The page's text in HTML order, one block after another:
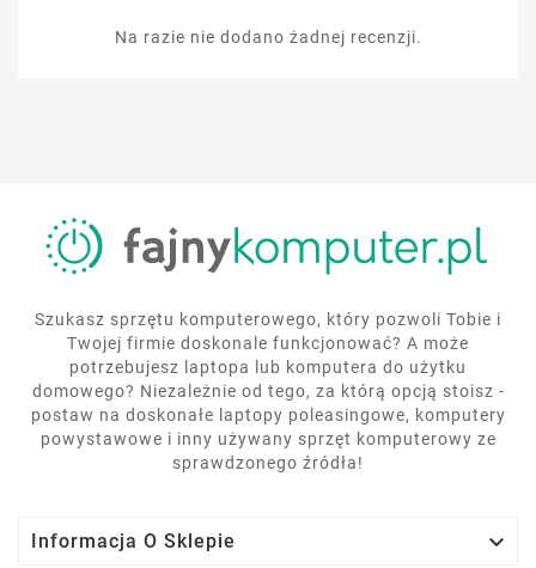
Na razie nie dodano żadnej recenzji.
Szukasz sprzętu komputerowego, który pozwoli Tobie i
Twojej firmie doskonale funkcjonować? A może
potrzebujesz laptopa lub komputera do użytku
domowego? Niezależnie od tego, za którą opcją stoisz -
postaw na doskonałe laptopy poleasingowe, komputery
powystawowe i inny używany sprzęt komputerowy ze
sprawdzonego źródła!
Informacja O Sklepie 